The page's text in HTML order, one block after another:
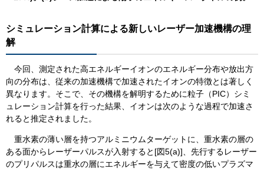
​​シミュレーション計算による新しいレーザー加速機構の理
解
今回、測定された高エネルギーイオンのエネルギー分布や放出方
向の分布は、従来の加速機構で加速されたイオンの特徴とは著しく
異なります。そこで、その機構を解明するために粒子（PIC）シミ
ュレーション計算を行った結果、イオンは次のような過程で加速さ
れると推定されました。
重水素の薄い層を持つアルミニウムターゲットに、重水素の層の
ある面からレーザーパルスが入射すると[図5(a)]、先行するレーザー
のプリパルスは重水の層にエネルギーを与えて密度の低いプラズマ